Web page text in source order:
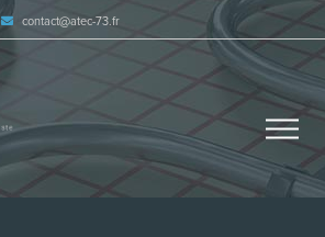
contact atec-73.fr